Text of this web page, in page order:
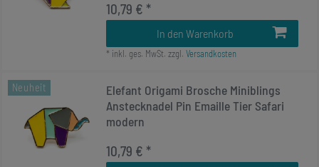
10,79 € *
In den Warenkorb
* inkl. ges. MwSt. zzgl. Versandkosten
Neuheit
Elefant Origami Brosche Miniblings
Anstecknadel Pin Emaille Tier Safari
modern
10,79 € *